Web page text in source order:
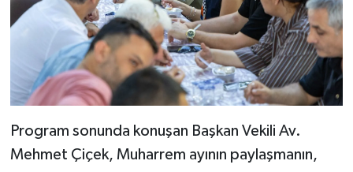
Program sonunda konuşan Başkan Vekili Av.
Mehmet Çiçek, Muharrem ayının paylaşmanın,